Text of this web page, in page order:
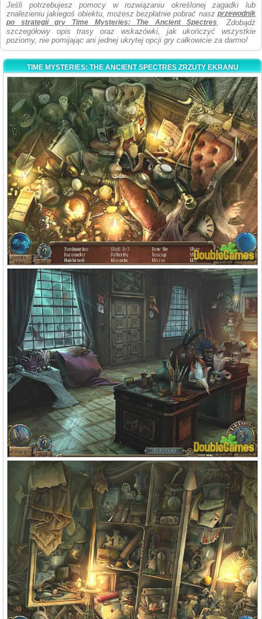
Jeśli potrzebujesz pomocy w rozwiązaniu określonej zagadki lub
znalezieniu jakiegoś obiektu, możesz bezpłatnie pobrać nasz przewodnik
po strategii gry Time Mysteries: The Ancient Spectres. Zdobądź
szczegółowy opis trasy oraz wskazówki, jak ukończyć wszystkie
poziomy, nie pomijając ani jednej ukrytej opcji gry całkowicie za darmo!
TIME MYSTERIES: THE ANCIENT SPECTRES ZRZUTY EKRANU